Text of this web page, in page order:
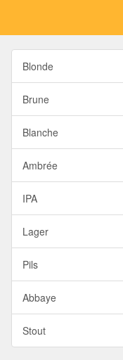
Blonde
Brune
Blanche
Ambrée
IPA
Lager
Pils
Abbaye
Stout